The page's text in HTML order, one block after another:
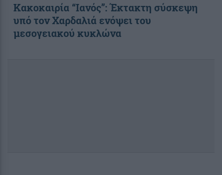
Κακοκαιρία “Ιανός”: Έκτακτη σύσκεψη
υπό τον Χαρδαλιά ενόψει του
μεσογειακού κυκλώνα